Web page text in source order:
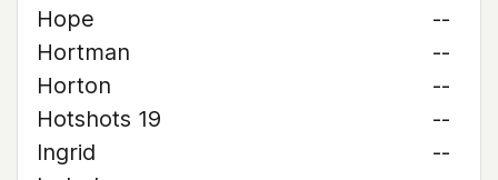
Hope
--
Hortman
--
Horton
--
Hotshots 19
--
Ingrid
--